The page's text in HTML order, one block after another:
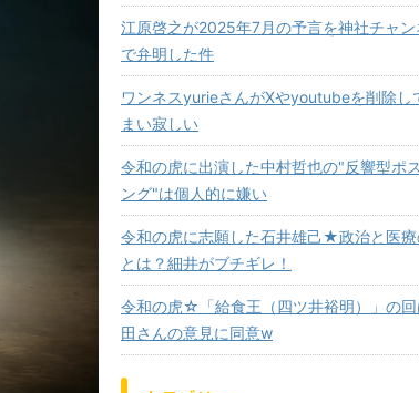
江原啓之が2025年7月の予言を神社チャン
で弁明した件
ワンネスyurieさんがⅩやyoutubeを削除し
まい寂しい
令和の虎に出演した中村哲也の"反響型ポ
ング"は個人的に嫌い
令和の虎に志願した石井雄己★政治と医療
とは？細井がブチギレ！
令和の虎☆「給食王（四ツ井裕明）」の回
田さんの意見に同意w